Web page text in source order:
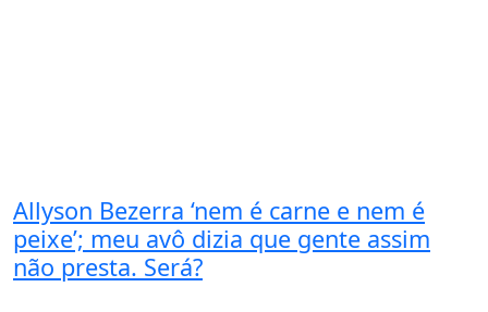
Allyson Bezerra ‘nem é carne e nem é
peixe’; meu avô dizia que gente assim
não presta. Será?